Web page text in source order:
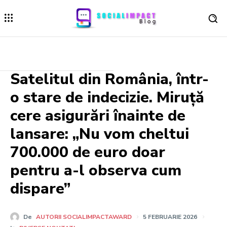
Satelitul din România, într-
o stare de indecizie. Miruță
cere asigurări înainte de
lansare: „Nu vom cheltui
700.000 de euro doar
pentru a-l observa cum
dispare”
De AUTORII SOCIALIMPACTAWARD
5 FEBRUARIE 2026